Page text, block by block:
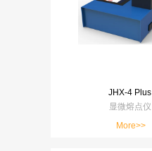
JHX-4 Plus
显微熔点仪
More>>